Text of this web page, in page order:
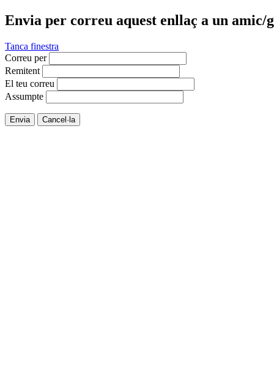
Envia per correu aquest enllaç a un amic/
Tanca finestra
Correu per
Remitent
El teu correu
Assumpte
Envia Cancel·la